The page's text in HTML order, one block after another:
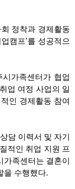
정착과 경제활동
캠프’를 성공적으
가족센터가 협업
업 여정 사업의 일
인 경제활동 참여
담 이력서 및 자기
적인 취업 지원 프
가족센터는 결혼이
을 수행했다.